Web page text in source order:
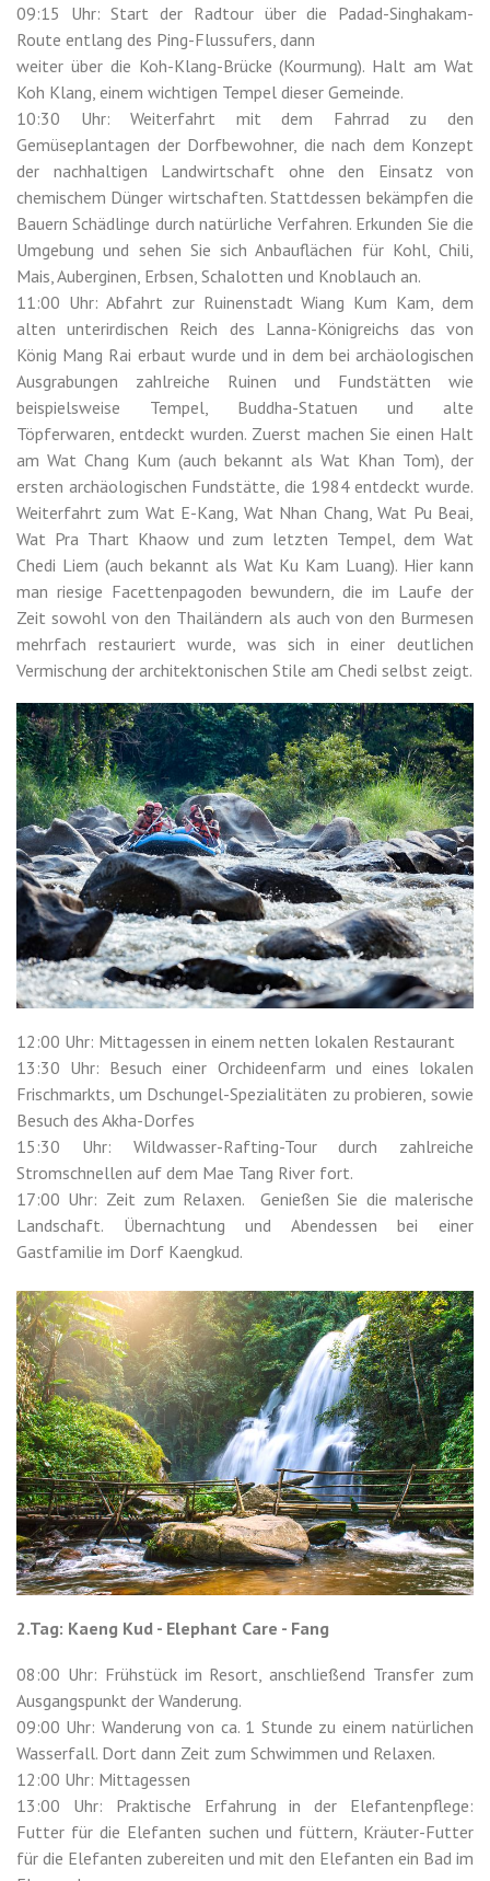
09:15 Uhr: Start der Radtour über die Padad-Singhakam-
Route entlang des Ping-Flussufers, dann
weiter über die Koh-Klang-Brücke (Kourmung). Halt am Wat
Koh Klang, einem wichtigen Tempel dieser Gemeinde.
10:30 Uhr: Weiterfahrt mit dem Fahrrad zu den
Gemüseplantagen der Dorfbewohner, die nach dem Konzept
der nachhaltigen Landwirtschaft ohne den Einsatz von
chemischem Dünger wirtschaften. Stattdessen bekämpfen die
Bauern Schädlinge durch natürliche Verfahren. Erkunden Sie die
Umgebung und sehen Sie sich Anbauflächen für Kohl, Chili,
Mais, Auberginen, Erbsen, Schalotten und Knoblauch an.
11:00 Uhr: Abfahrt zur Ruinenstadt Wiang Kum Kam, dem
alten unterirdischen Reich des Lanna-Königreichs das von
König Mang Rai erbaut wurde und in dem bei archäologischen
Ausgrabungen zahlreiche Ruinen und Fundstätten wie
beispielsweise Tempel, Buddha-Statuen und alte
Töpferwaren, entdeckt wurden. Zuerst machen Sie einen Halt
am Wat Chang Kum (auch bekannt als Wat Khan Tom), der
ersten archäologischen Fundstätte, die 1984 entdeckt wurde.
Weiterfahrt zum Wat E-Kang, Wat Nhan Chang, Wat Pu Beai,
Wat Pra Thart Khaow und zum letzten Tempel, dem Wat
Chedi Liem (auch bekannt als Wat Ku Kam Luang). Hier kann
man riesige Facettenpagoden bewundern, die im Laufe der
Zeit sowohl von den Thailändern als auch von den Burmesen
mehrfach restauriert wurde, was sich in einer deutlichen
Vermischung der architektonischen Stile am Chedi selbst zeigt.
12:00 Uhr: Mittagessen in einem netten lokalen Restaurant
13:30 Uhr: Besuch einer Orchideenfarm und eines lokalen
Frischmarkts, um Dschungel-Spezialitäten zu probieren, sowie
Besuch des Akha-Dorfes
15:30 Uhr: Wildwasser-Rafting-Tour durch zahlreiche
Stromschnellen auf dem Mae Tang River fort.
17:00 Uhr: Zeit zum Relaxen. Genießen Sie die malerische
Landschaft. Übernachtung und Abendessen bei einer
Gastfamilie im Dorf Kaengkud.
2.Tag: Kaeng Kud - Elephant Care - Fang
08:00 Uhr: Frühstück im Resort, anschließend Transfer zum
Ausgangspunkt der Wanderung.
09:00 Uhr: Wanderung von ca. 1 Stunde zu einem natürlichen
Wasserfall. Dort dann Zeit zum Schwimmen und Relaxen.
12:00 Uhr: Mittagessen
13:00 Uhr: Praktische Erfahrung in der Elefantenpflege:
Futter für die Elefanten suchen und füttern, Kräuter-Futter
für die Elefanten zubereiten und mit den Elefanten ein Bad im